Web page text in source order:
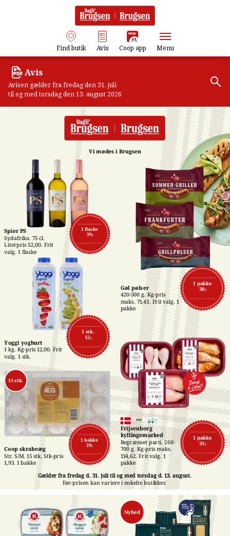
Find butik Avis Coop app Menu
Avis
Avisen gælder fra fredag den 31. juli
til og med torsdag den 13. august 2026
Vi mødes i Brugsen
1 pakke
30,-
Gøl pølser
420-500 g. Kg-pris
maks. 71,43. Frit valg. 1
pakke
1 pakke
35,-
Frijsenborg
kyllingemarked
Begrænset parti. 260-
700 g. Kg-pris maks.
134,62. Frit valg. 1
pakke
Gælder fra fredag d. 31. juli til og med torsdag d. 13. august.
Før-prisen kan variere i enkelte butikker.
1 bakke
29,-
15 stk.
Coop skrabeæg
Str. S/M. 15 stk. Stk-pris
1,93. 1 bakke
1 stk.
12,-
Yoggi yoghurt
1 kg. Kg-pris 12,00. Frit
valg. 1 stk.
1 flaske
39,-
Spier PS
Sydafrika. 75 cl.
Literpris 52,00. Frit
valg. 1 flaske
Nyhed